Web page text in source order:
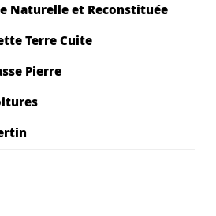
Naturelle et Reconstituée
Terre Cuite
Pierre